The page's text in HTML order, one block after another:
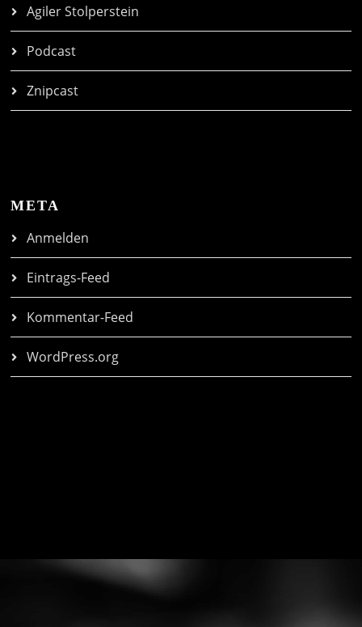
Agiler Stolperstein
Podcast
Znipcast
META
Anmelden
Eintrags-Feed
Kommentar-Feed
WordPress.org